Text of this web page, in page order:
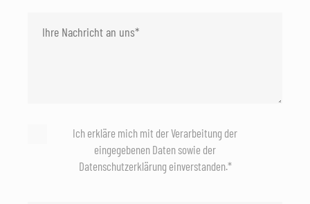
Ich erkläre mich mit der Verarbeitung der
eingegebenen Daten sowie der
Datenschutzerklärung einverstanden.*